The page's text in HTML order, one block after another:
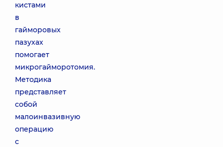
кистами
в
гайморовых
пазухах
помогает
микрогайморотомия.
Методика
представляет
собой
малоинвазивную
операцию
с